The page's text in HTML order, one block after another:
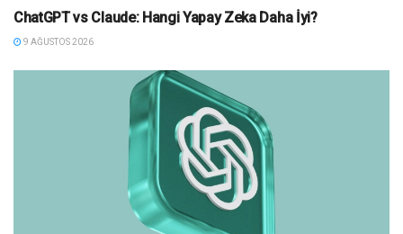
ChatGPT vs Claude: Hangi Yapay Zeka Daha İyi?
9 AĞUSTOS 2026